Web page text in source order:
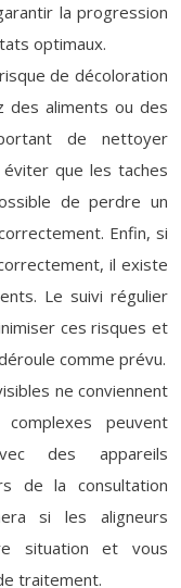
la progression
optimaux.
de décoloration
des aliments ou des
de nettoyer
que les taches
de perdre un
Enfin, si
il existe
Le suivi régulier
ces risques et
comme prévu.
ne conviennent
peuvent
des appareils
de la consultation
si les aligneurs
situation et vous
traitement.